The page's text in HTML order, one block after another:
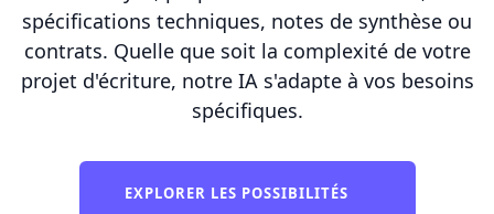
spécifications techniques, notes de synthèse ou
contrats. Quelle que soit la complexité de votre
projet d'écriture, notre IA s'adapte à vos besoins
spécifiques.
EXPLORER LES POSSIBILITÉS